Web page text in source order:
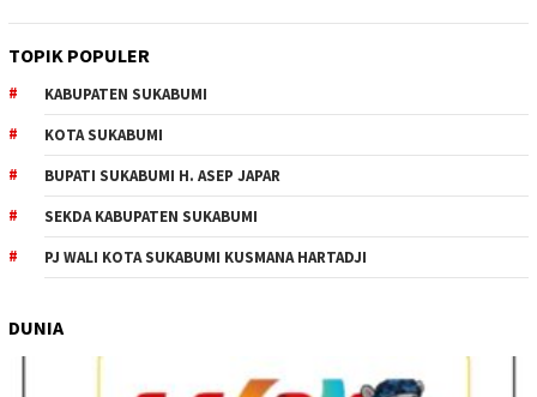
TOPIK POPULER
KABUPATEN SUKABUMI
KOTA SUKABUMI
BUPATI SUKABUMI H. ASEP JAPAR
SEKDA KABUPATEN SUKABUMI
PJ WALI KOTA SUKABUMI KUSMANA HARTADJI
DUNIA